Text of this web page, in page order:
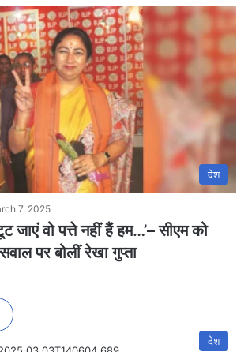
देश
7, 2025
जाएं वो पत्ते नहीं हैं हम…’– सीएम को
पर बोलीं रेखा गुप्ता
देश